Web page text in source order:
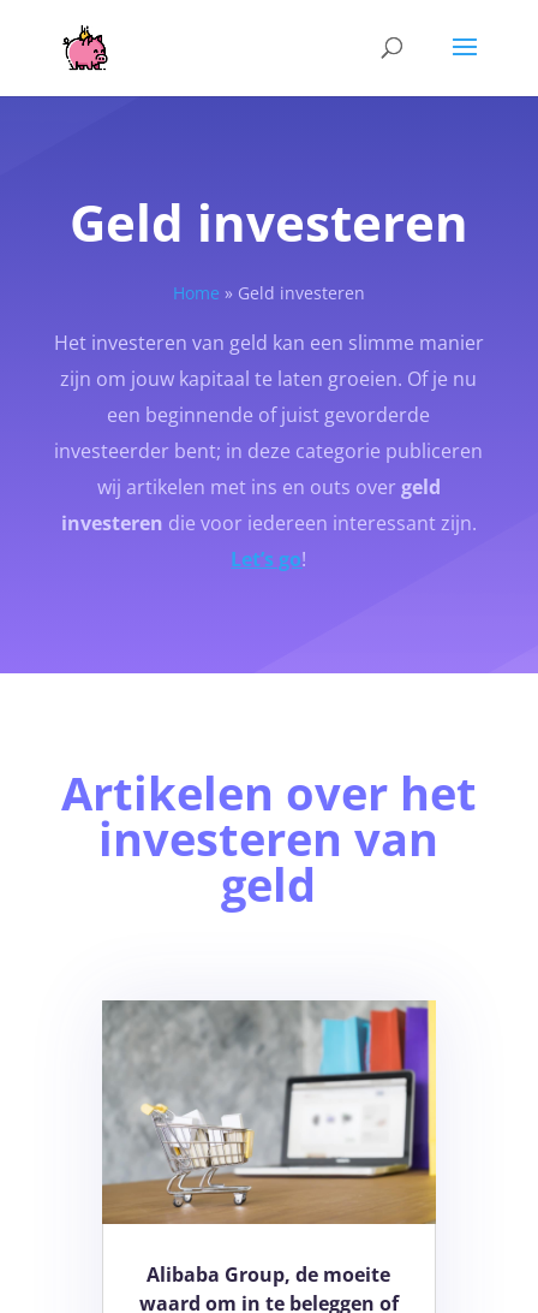
Geld investeren
Home » Geld investeren
Het investeren van geld kan een slimme manier
zijn om jouw kapitaal te laten groeien. Of je nu
een beginnende of juist gevorderde
investeerder bent; in deze categorie publiceren
wij artikelen met ins en outs over geld
investeren die voor iedereen interessant zijn.
Let’s go!
Artikelen over het
investeren van
geld
Alibaba Group, de moeite
waard om in te beleggen of